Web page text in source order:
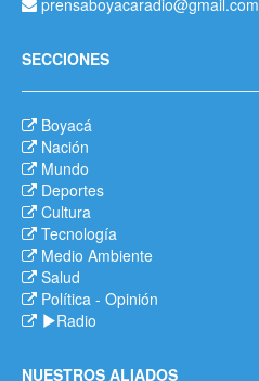
prensaboyacaradio@gmail.com
SECCIONES
Boyacá
Nación
Mundo
Deportes
Cultura
Tecnología
Medio Ambiente
Salud
Política - Opinión
Radio
NUESTROS ALIADOS